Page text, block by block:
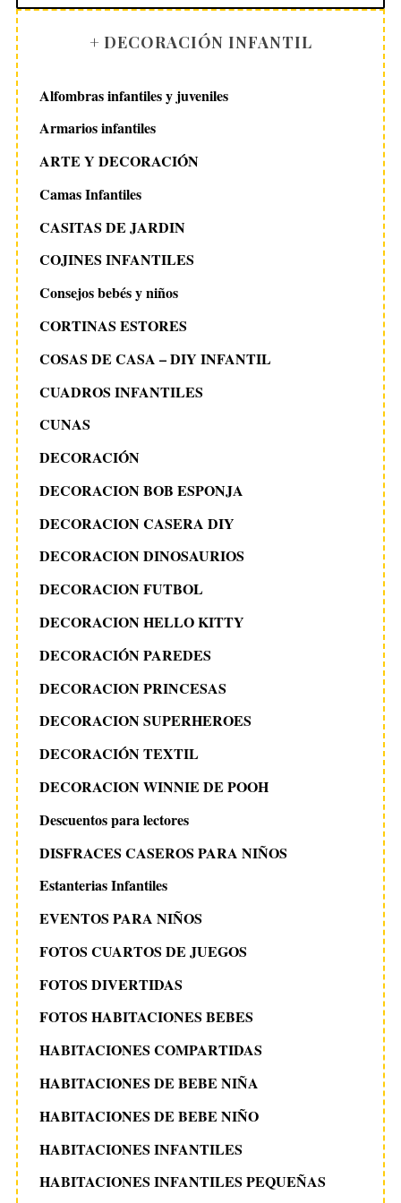
+ DECORACIÓN INFANTIL
Alfombras infantiles y juveniles
Armarios infantiles
ARTE Y DECORACIÓN
Camas Infantiles
CASITAS DE JARDIN
COJINES INFANTILES
Consejos bebés y niños
CORTINAS ESTORES
COSAS DE CASA – DIY INFANTIL
CUADROS INFANTILES
CUNAS
DECORACIÓN
DECORACION BOB ESPONJA
DECORACION CASERA DIY
DECORACION DINOSAURIOS
DECORACION FUTBOL
DECORACION HELLO KITTY
DECORACIÓN PAREDES
DECORACION PRINCESAS
DECORACION SUPERHEROES
DECORACIÓN TEXTIL
DECORACION WINNIE DE POOH
Descuentos para lectores
DISFRACES CASEROS PARA NIÑOS
Estanterias Infantiles
EVENTOS PARA NIÑOS
FOTOS CUARTOS DE JUEGOS
FOTOS DIVERTIDAS
FOTOS HABITACIONES BEBES
HABITACIONES COMPARTIDAS
HABITACIONES DE BEBE NIÑA
HABITACIONES DE BEBE NIÑO
HABITACIONES INFANTILES
HABITACIONES INFANTILES PEQUEÑAS